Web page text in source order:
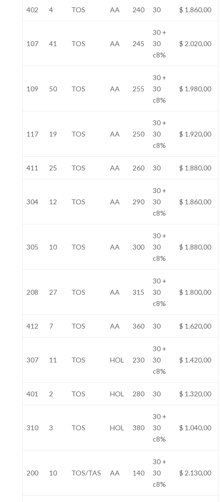
402 4 TOS AA 240 30 $ 1.860,00
107 41 TOS AA 245
30 +
30
c8%
$ 2.020,00
109 50 TOS AA 255
30 +
30
c8%
$ 1.980,00
117 19 TOS AA 250
30 +
30
c8%
$ 1.920,00
411 25 TOS AA 260 30 $ 1.880,00
304 12 TOS AA 290
30 +
30
c8%
$ 1.860,00
305 10 TOS AA 300
30 +
30
c8%
$ 1.880,00
208 27 TOS AA 315
30 +
30
c8%
$ 1.800,00
412 7 TOS AA 360 30 $ 1.620,00
307 11 TOS HOL 230
30 +
30
c8%
$ 1.420,00
401 2 TOS HOL 280 30 $ 1.320,00
310 3 TOS HOL 380
30 +
30
c8%
$ 1.040,00
200 10 TOS/TAS AA 140
30 +
30
c8%
$ 2.130,00